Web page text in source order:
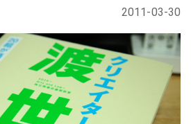
2011-03-30